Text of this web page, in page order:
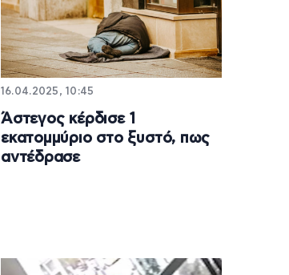
16.04.2025, 10:45
Άστεγος κέρδισε 1
εκατομμύριο στο ξυστό, πως
αντέδρασε